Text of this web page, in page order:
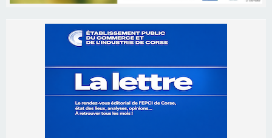
06/08/2026 15:57
Ucciani – Marché des producteurs à Cruculi le